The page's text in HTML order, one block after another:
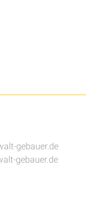
gebauer.de
gebauer.de